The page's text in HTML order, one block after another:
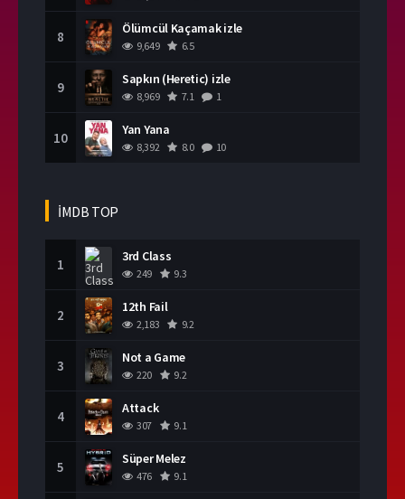
8 Ölümcül Kaçamak izle
9,649 6.5
9 Sapkın (Heretic) izle
8,969 7.1 1
10 Yan Yana
8,392 8.0 10
İMDB TOP
1 3rd Class
249 9.3
2 12th Fail
2,183 9.2
3 Not a Game
220 9.2
4 Attack
307 9.1
5 Süper Melez
476 9.1